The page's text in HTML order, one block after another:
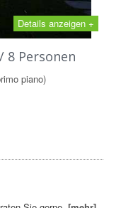
Details anzeigen +
8 Personen
piano)